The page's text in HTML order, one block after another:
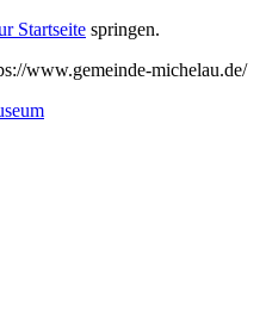
Startseite springen.
www.gemeinde-michelau.de/